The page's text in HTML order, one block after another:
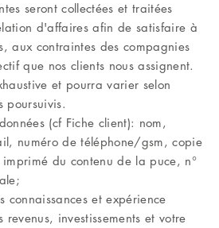
seront collectées et traitées
d'affaires afin de satisfaire à
aux contraintes des compagnies
que nos clients nous assignent.
et pourra varier selon
poursuivis.
(cf Fiche client): nom,
numéro de téléphone/gsm, copie
du contenu de la puce, n°
connaissances et expérience
investissements et votre